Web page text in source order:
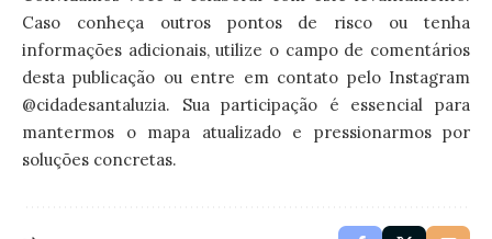
Caso conheça outros pontos de risco ou tenha
informações adicionais, utilize o campo de comentários
desta publicação ou entre em contato pelo Instagram
@cidadesantaluzia. Sua participação é essencial para
mantermos o mapa atualizado e pressionarmos por
soluções concretas.